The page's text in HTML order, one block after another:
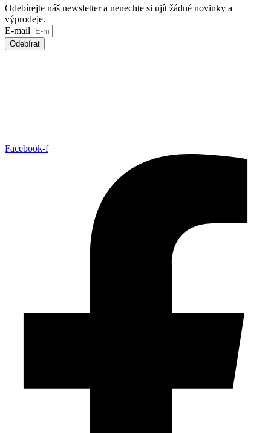
Odebírejte náš newsletter a nenechte si ujít žádné novinky a
výprodeje.
E-mail
Odebírat
Facebook-f